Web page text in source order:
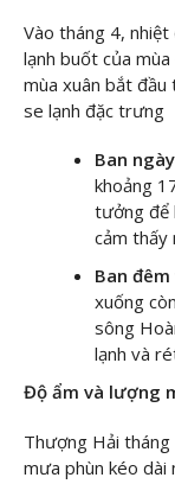
Vào tháng 4,
lạnh buốt của
mùa xuân bắt
se lạnh đặc trưng
Ban
khoảng
tưởng để
cảm thấy
Ban
xuống
sông
lạnh và
Độ ẩm và lượng
Thượng Hải
mưa phùn kéo dài